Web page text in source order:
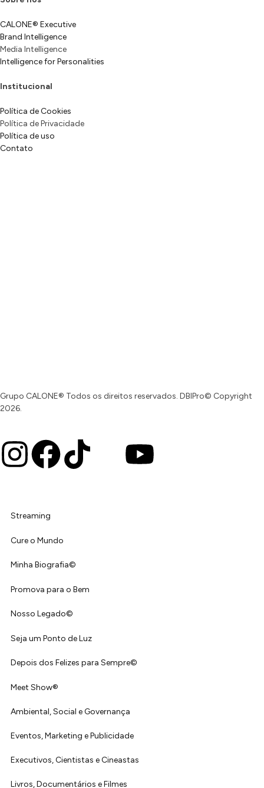
CALONE® Executive
Brand Intelligence
Media Intelligence
Intelligence for Personalities
Institucional
Política de Cookies
Política de Privacidade
Política de uso
Contato
Grupo CALONE® Todos os direitos reservados. DBIPro© Copyright
2026.
Streaming
Cure o Mundo
Minha Biografia©
Promova para o Bem
Nosso Legado©
Seja um Ponto de Luz
Depois dos Felizes para Sempre©️
Meet Show®
Ambiental, Social e Governança
Eventos, Marketing e Publicidade
Executivos, Cientistas e Cineastas
⁠Livros, Documentários e Filmes